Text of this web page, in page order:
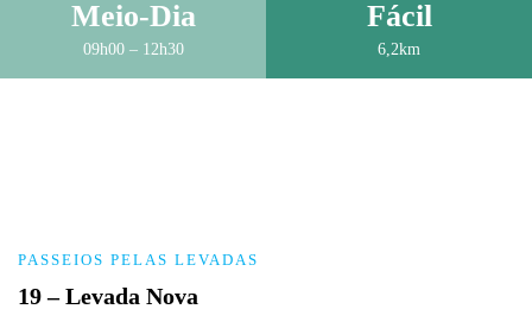
Meio-Dia
09h00 – 12h30
Fácil
6,2km
PASSEIOS PELAS LEVADAS
19 – Levada Nova